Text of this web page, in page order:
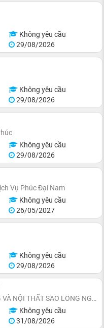
Không yêu cầu
29/08/2026
Không yêu cầu
29/08/2026
Không yêu cầu
29/08/2026
Vụ Phúc Đại Nam
Không yêu cầu
26/05/2027
Không yêu cầu
29/08/2026
CÔNG TY CỔ PHẦN XÂY DỰNG VÀ NỘI THẤT SAO LONG NGUYỄN
Không yêu cầu
31/08/2026